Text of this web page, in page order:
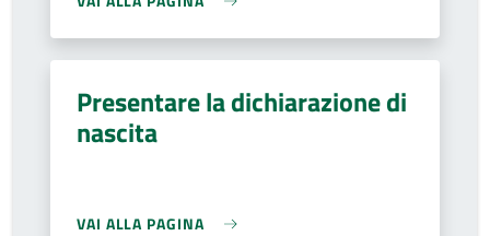
Presentare la dichiarazione di
nascita
VAI ALLA PAGINA